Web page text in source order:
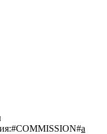
#COMMISSION#a